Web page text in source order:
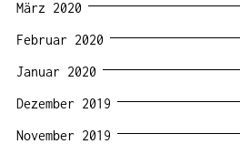
März 2020
Februar 2020
Januar 2020
Dezember 2019
November 2019